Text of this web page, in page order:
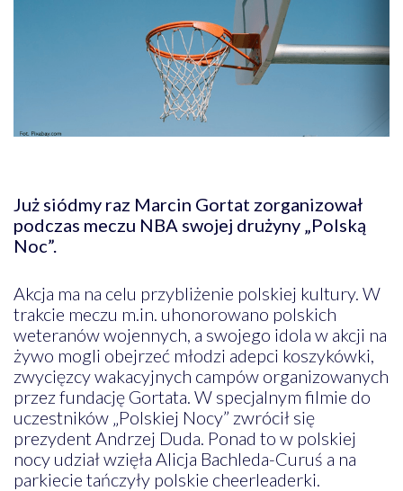
Już siódmy raz Marcin Gortat zorganizował
podczas meczu NBA swojej drużyny „Polską
Noc”.
Akcja ma na celu przybliżenie polskiej kultury. W
trakcie meczu m.in. uhonorowano polskich
weteranów wojennych, a swojego idola w akcji na
żywo mogli obejrzeć młodzi adepci koszykówki,
zwycięzcy wakacyjnych campów organizowanych
przez fundację Gortata. W specjalnym filmie do
uczestników „Polskiej Nocy” zwrócił się
prezydent Andrzej Duda. Ponad to w polskiej
nocy udział wzięła Alicja Bachleda-Curuś a na
parkiecie tańczyły polskie cheerleaderki.